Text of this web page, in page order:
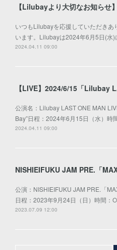
【Lilubayより大切なお知らせ】
いつもLilubayを応援していただきあ
います。Lilubayは2024年6月5日(水)
2024.04.11 09:00
公演名：Lilubay LAST ONE MAN
Bay”日程：2024年6月15日（水）時
2024.04.11 09:00
公演：NISHIEIFUKU JAM PRE.「
日程：2023年9月24日（日）時間：
2023.07.09 12:00